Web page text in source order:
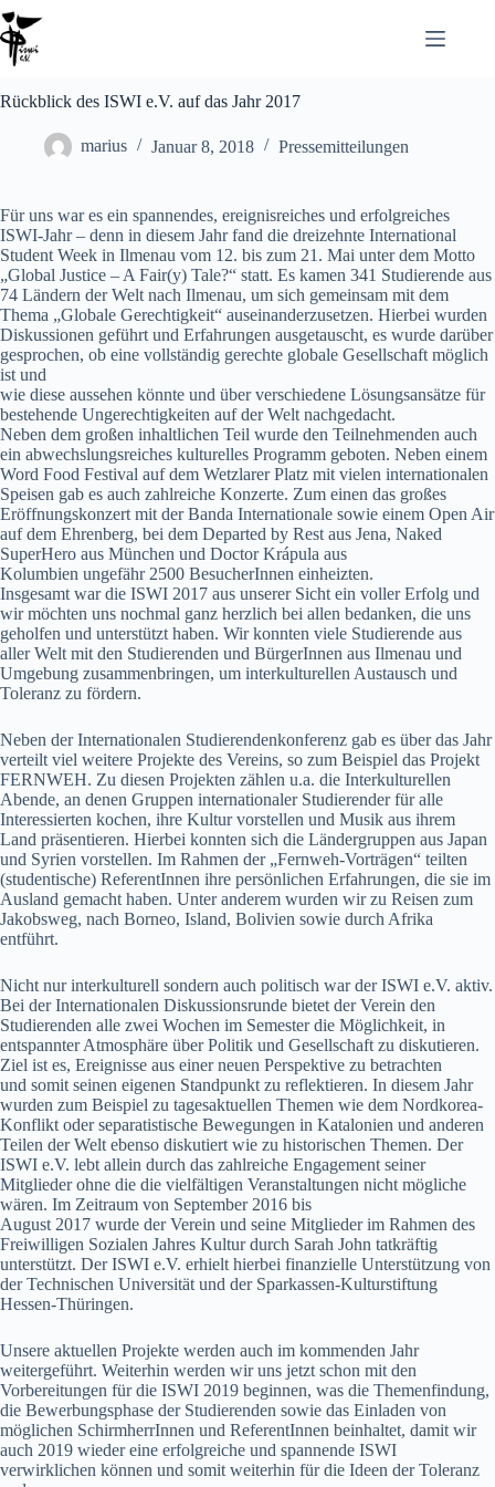
Rückblick des ISWI e.V. auf das Jahr 2017
marius Januar 8, 2018 Pressemitteilungen
Für uns war es ein spannendes, ereignisreiches und erfolgreiches
ISWI-Jahr – denn in diesem Jahr fand die dreizehnte International
Student Week in Ilmenau vom 12. bis zum 21. Mai unter dem Motto
„Global Justice – A Fair(y) Tale?“ statt. Es kamen 341 Studierende aus
74 Ländern der Welt nach Ilmenau, um sich gemeinsam mit dem
Thema „Globale Gerechtigkeit“ auseinanderzusetzen. Hierbei wurden
Diskussionen geführt und Erfahrungen ausgetauscht, es wurde darüber
gesprochen, ob eine vollständig gerechte globale Gesellschaft möglich
ist und
wie diese aussehen könnte und über verschiedene Lösungsansätze für
bestehende Ungerechtigkeiten auf der Welt nachgedacht.
Neben dem großen inhaltlichen Teil wurde den Teilnehmenden auch
ein abwechslungsreiches kulturelles Programm geboten. Neben einem
Word Food Festival auf dem Wetzlarer Platz mit vielen internationalen
Speisen gab es auch zahlreiche Konzerte. Zum einen das großes
Eröffnungskonzert mit der Banda Internationale sowie einem Open Air
auf dem Ehrenberg, bei dem Departed by Rest aus Jena, Naked
SuperHero aus München und Doctor Krápula aus
Kolumbien ungefähr 2500 BesucherInnen einheizten.
Insgesamt war die ISWI 2017 aus unserer Sicht ein voller Erfolg und
wir möchten uns nochmal ganz herzlich bei allen bedanken, die uns
geholfen und unterstützt haben. Wir konnten viele Studierende aus
aller Welt mit den Studierenden und BürgerInnen aus Ilmenau und
Umgebung zusammenbringen, um interkulturellen Austausch und
Toleranz zu fördern.
Neben der Internationalen Studierendenkonferenz gab es über das Jahr
verteilt viel weitere Projekte des Vereins, so zum Beispiel das Projekt
FERNWEH. Zu diesen Projekten zählen u.a. die Interkulturellen
Abende, an denen Gruppen internationaler Studierender für alle
Interessierten kochen, ihre Kultur vorstellen und Musik aus ihrem
Land präsentieren. Hierbei konnten sich die Ländergruppen aus Japan
und Syrien vorstellen. Im Rahmen der „Fernweh-Vorträgen“ teilten
(studentische) ReferentInnen ihre persönlichen Erfahrungen, die sie im
Ausland gemacht haben. Unter anderem wurden wir zu Reisen zum
Jakobsweg, nach Borneo, Island, Bolivien sowie durch Afrika
entführt.
Nicht nur interkulturell sondern auch politisch war der ISWI e.V. aktiv.
Bei der Internationalen Diskussionsrunde bietet der Verein den
Studierenden alle zwei Wochen im Semester die Möglichkeit, in
entspannter Atmosphäre über Politik und Gesellschaft zu diskutieren.
Ziel ist es, Ereignisse aus einer neuen Perspektive zu betrachten
und somit seinen eigenen Standpunkt zu reflektieren. In diesem Jahr
wurden zum Beispiel zu tagesaktuellen Themen wie dem Nordkorea-
Konflikt oder separatistische Bewegungen in Katalonien und anderen
Teilen der Welt ebenso diskutiert wie zu historischen Themen. Der
ISWI e.V. lebt allein durch das zahlreiche Engagement seiner
Mitglieder ohne die die vielfältigen Veranstaltungen nicht mögliche
wären. Im Zeitraum von September 2016 bis
August 2017 wurde der Verein und seine Mitglieder im Rahmen des
Freiwilligen Sozialen Jahres Kultur durch Sarah John tatkräftig
unterstützt. Der ISWI e.V. erhielt hierbei finanzielle Unterstützung von
der Technischen Universität und der Sparkassen-Kulturstiftung
Hessen-Thüringen.
Unsere aktuellen Projekte werden auch im kommenden Jahr
weitergeführt. Weiterhin werden wir uns jetzt schon mit den
Vorbereitungen für die ISWI 2019 beginnen, was die Themenfindung,
die Bewerbungsphase der Studierenden sowie das Einladen von
möglichen SchirmherrInnen und ReferentInnen beinhaltet, damit wir
auch 2019 wieder eine erfolgreiche und spannende ISWI
verwirklichen können und somit weiterhin für die Ideen der Toleranz